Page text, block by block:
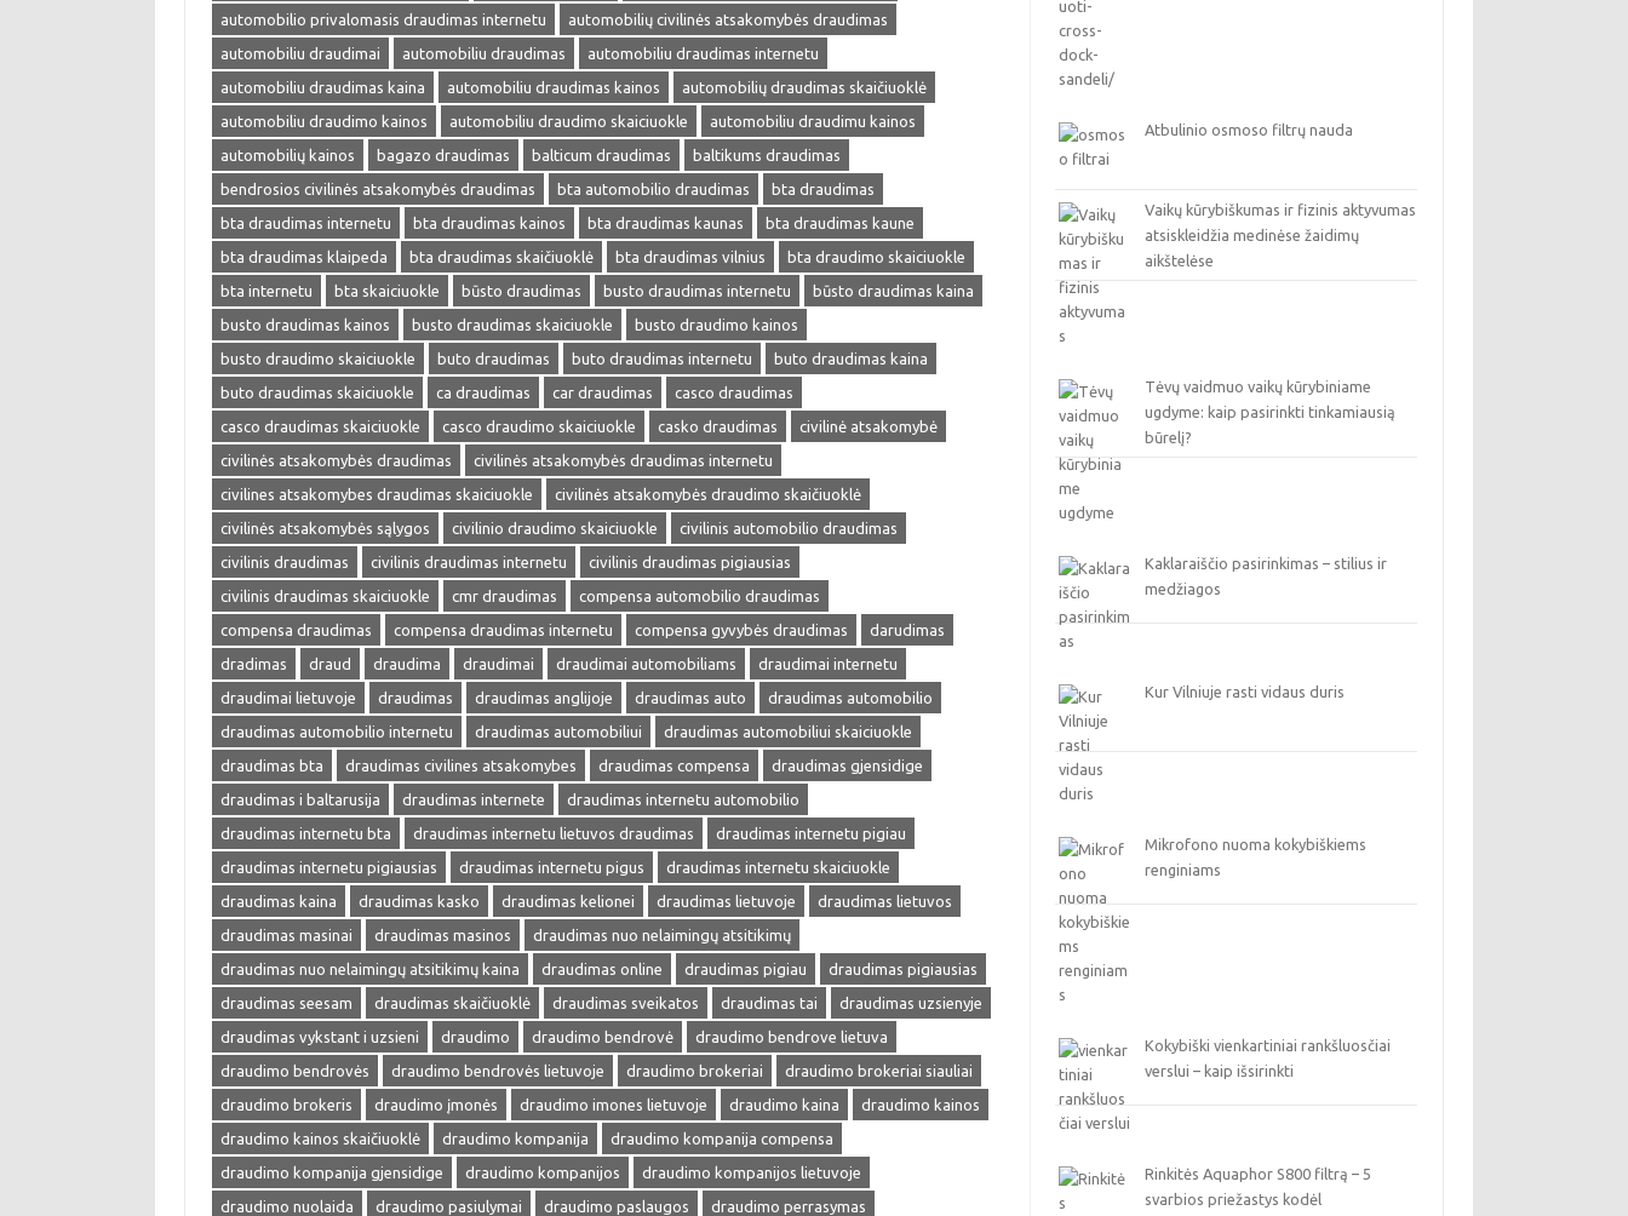
automobilio privalomasis draudimas internetu
automobilių civilinės atsakomybės draudimas
automobiliu draudimai
automobiliu draudimas
automobiliu draudimas internetu
automobiliu draudimas kaina
automobiliu draudimas kainos
automobilių draudimas skaičiuoklė
automobiliu draudimo kainos
automobiliu draudimo skaiciuokle
automobiliu draudimu kainos
automobilių kainos
bagazo draudimas balticum draudimas
baltikums draudimas
bendrosios civilinės atsakomybės draudimas
bta automobilio draudimas
bta draudimas
bta draudimas internetu
bta draudimas kainos bta draudimas kaunas
bta draudimas kaune
bta draudimas klaipeda
bta draudimas skaičiuoklė bta draudimas vilnius
bta draudimo skaiciuokle
bta internetu
bta skaiciuokle būsto draudimas busto draudimas internetu
būsto draudimas kaina
busto draudimas kainos
busto draudimas skaiciuokle
busto draudimo kainos
busto draudimo skaiciuokle
buto draudimas buto draudimas internetu
buto draudimas kaina
buto draudimas skaiciuokle
ca draudimas car draudimas
casco draudimas
casco draudimas skaiciuokle
casco draudimo skaiciuokle casko draudimas
civilinė atsakomybė
civilinės atsakomybės draudimas
civilinės atsakomybės draudimas internetu
civilines atsakomybes draudimas skaiciuokle
civilinės atsakomybės draudimo skaičiuoklė
civilinės atsakomybės sąlygos
civilinio draudimo skaiciuokle
civilinis automobilio draudimas
civilinis draudimas
civilinis draudimas internetu
civilinis draudimas pigiausias
civilinis draudimas skaiciuokle
cmr draudimas
compensa automobilio draudimas
compensa draudimas
compensa draudimas internetu compensa gyvybės draudimas
darudimas
dradimas
draud draudima draudimai draudimai automobiliams
draudimai internetu
draudimai lietuvoje
draudimas draudimas anglijoje draudimas auto
draudimas automobilio
draudimas automobilio internetu
draudimas automobiliui
draudimas automobiliui skaiciuokle
draudimas bta
draudimas civilines atsakomybes draudimas compensa
draudimas gjensidige
draudimas i baltarusija
draudimas internete
draudimas internetu automobilio
draudimas internetu bta
draudimas internetu lietuvos draudimas
draudimas internetu pigiau
draudimas internetu pigiausias
draudimas internetu pigus
draudimas internetu skaiciuokle
draudimas kaina
draudimas kasko draudimas kelionei draudimas lietuvoje
draudimas lietuvos
draudimas masinai
draudimas masinos
draudimas nuo nelaimingų atsitikimų
draudimas nuo nelaimingų atsitikimų kaina
draudimas online draudimas pigiau
draudimas pigiausias
draudimas seesam
draudimas skaičiuoklė draudimas sveikatos draudimas tai
draudimas uzsienyje
draudimas vykstant i uzsieni
draudimo draudimo bendrovė
draudimo bendrove lietuva
draudimo bendrovės
draudimo bendrovės lietuvoje draudimo brokeriai
draudimo brokeriai siauliai
draudimo brokeris
draudimo įmonės draudimo imones lietuvoje draudimo kaina
draudimo kainos
draudimo kainos skaičiuoklė
draudimo kompanija
draudimo kompanija compensa
draudimo kompanija gjensidige
draudimo kompanijos
draudimo kompanijos lietuvoje
draudimo nuolaida
draudimo pasiulymai draudimo paslaugos
draudimo perrasymas
Atbulinio osmoso filtrų nauda
Vaikų kūrybiškumas ir fizinis aktyvumas
atsiskleidžia medinėse žaidimų
aikštelėse
Tėvų vaidmuo vaikų kūrybiniame
ugdyme: kaip pasirinkti tinkamiausią
būrelį?
Kaklaraiščio pasirinkimas – stilius ir
medžiagos
Kur Vilniuje rasti vidaus duris
Mikrofono nuoma kokybiškiems
renginiams
Kokybiški vienkartiniai rankšluosčiai
verslui – kaip išsirinkti
Rinkitės Aquaphor S800 filtrą – 5
svarbios priežastys kodėl